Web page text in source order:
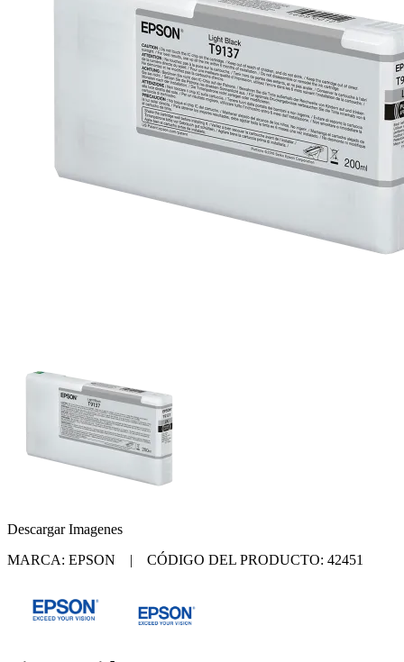
Descargar Imagenes
MARCA: EPSON | CÓDIGO DEL PRODUCTO: 42451